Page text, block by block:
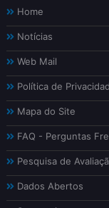
Home
Notícias
Web Mail
Política de
Mapa do Site
FAQ - Perguntas
Pesquisa de
Dados Abertos